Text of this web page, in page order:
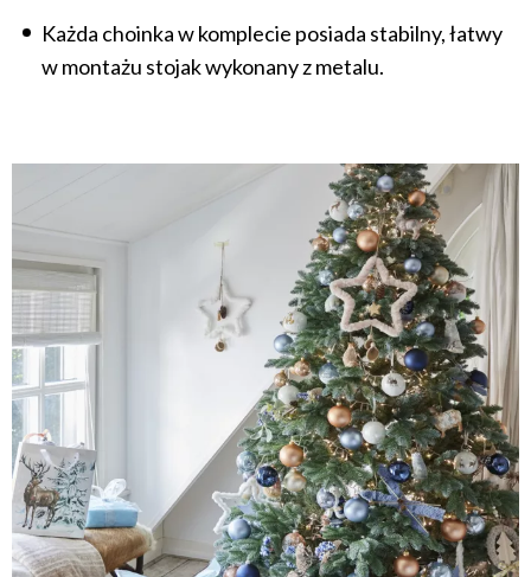
Każda choinka w komplecie posiada stabilny, łatwy
w montażu stojak wykonany z metalu.